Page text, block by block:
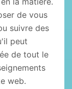
de vous
suivre des
peut
de tout le
web.